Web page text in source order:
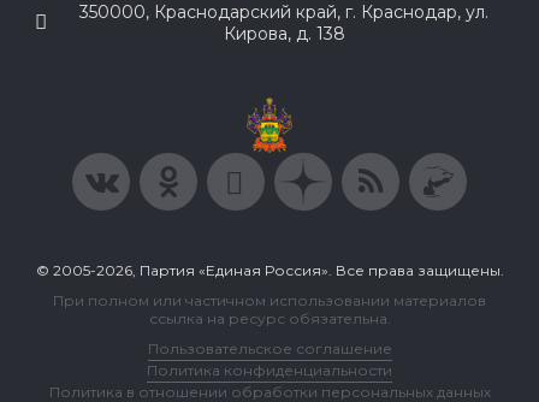
350000, Краснодарский край, г. Краснодар, ул.
Кирова, д. 138
© 2005-2026, Партия «Единая Россия». Все права защищены.
При полном или частичном использовании материалов
ссылка на ресурс обязательна.
Пользовательское соглашение
Политика конфиденциальности
Политика в отношении обработки персональных данных